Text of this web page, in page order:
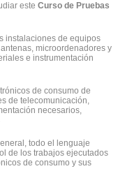
este Curso de Pruebas
instalaciones de equipos
microordenadores y
e instrumentación
de consumo de
de telecomunicación,
necesarios,
todo el lenguaje
de los trabajos ejecutados
de consumo y sus